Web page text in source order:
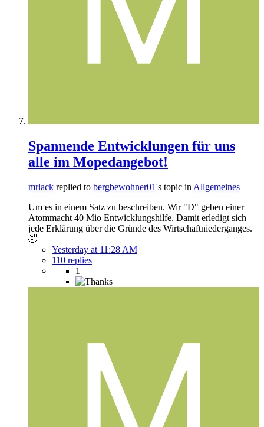
Spannende Entwicklungen für uns
alle im Mopedangebot!
mrlack replied to bergbewohner01's topic in Allgemeines
Um es in einem Satz zu beschreiben. Wir "D" geben einer
Atommacht 40 Mio Entwicklungshilfe. Damit erledigt sich
jede Erklärung über die Gründe des Wirtschaftniederganges.
🤣
Yesterday at 11:28 AM
110 replies
1